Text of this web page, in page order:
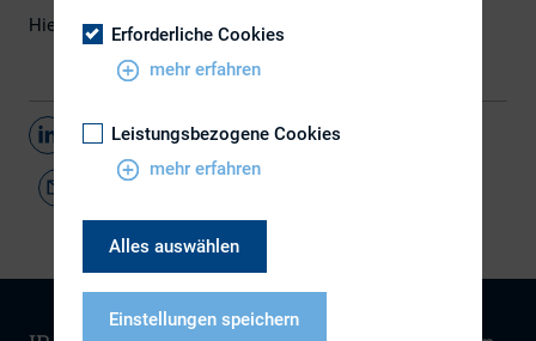
Hier geht es zur Studie
Teilen
Erforderliche Cookies
mehr erfahren
Leistungsbezogene Cookies
mehr erfahren
Alles auswählen
Einstellungen speichern